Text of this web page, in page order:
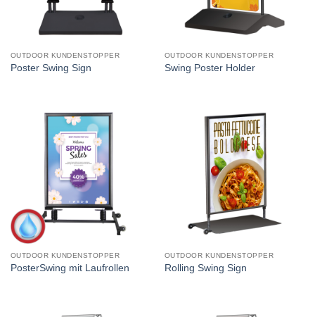
OUTDOOR KUNDENSTOPPER
Poster Swing Sign
OUTDOOR KUNDENSTOPPER
Swing Poster Holder
OUTDOOR KUNDENSTOPPER
PosterSwing mit Laufrollen
OUTDOOR KUNDENSTOPPER
Rolling Swing Sign